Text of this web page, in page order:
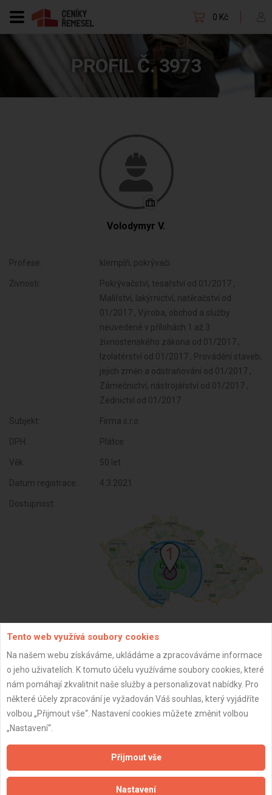
0 Kč
PROFIL Č. 3973
Volodymyr V.
Profese: klempíři, pokrývači
Živnosti:
Pokrývačství, tesařství od 01/2017 ,
Malířství, lakýrnictví, natěračství od
01/2017 , Výroba, obchod a služby
neuvedené v přílohách 1 až 3
živnostenského zákona od 01/2017 ,
Izolatérství od 01/2017 , Provádění staveb,
jejich změn a odstraňování od 01/2017 ,
Zámečnictví, nástrojářství od 01/2017 ,
Zednictví od 01/2017
Subjekt: Firma s.r.o.
DPH: Plátce
Věk: 50 let
Datum registrace: 4.3.2021
Dostupnost:
Aktualizováno z portálu ARES dne 01.01.2024 16:15:11
Důležité informace
Naše firmy a řemeslníci
Tento web využívá soubory cookies
Na našem webu získáváme, ukládáme a zpracováváme informace
o jeho uživatelích. K tomuto účelu využíváme soubory cookies, které
nám pomáhají zkvalitnit naše služby a personalizovat nabídky. Pro
některé účely zpracování je vyžadován Váš souhlas, který vyjádříte
volbou „Přijmout vše“. Nastavení cookies můžete změnit volbou
„Nastavení“.
Přijmout vše
Nastavení